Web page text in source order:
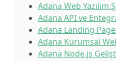
Adana Web Yazılım
Adana API ve
Adana Landing
Adana Kurumsal
Adana Node.js